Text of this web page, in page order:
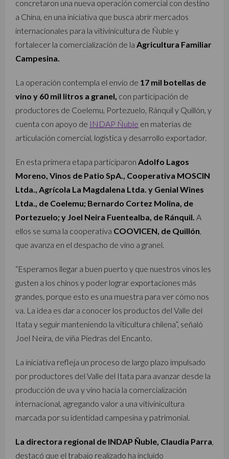
concretaron una nueva operación comercial con destino
a China, en una iniciativa que busca abrir mercados
internacionales para la vitivinicultura de Ñuble y
fortalecer la comercialización de la Agricultura Familiar
Campesina.
La operación contempla el envío de 17 mil botellas de
vino y 60 mil litros a granel, con participación de
productores de Coelemu, Portezuelo, Ránquil y Quillón, y
cuenta con apoyo de INDAP Ñuble en materias de
articulación comercial, logística y desarrollo exportador.
En esta primera etapa participaron Adolfo Lagos
Moreno, Vinos de Patio SpA., Cooperativa MOSCIN
Ltda., Agrícola La Magdalena Ltda. y Genial Wines
Ltda., de Coelemu; Bernardo Cortez Molina, de
Portezuelo; y Joel Neira Fuentealba, de Ránquil. A
ellos se suma la cooperativa COOVICEN, de Quillón
que avanza en el despacho de vino a granel.
“Esperamos llegar a buen puerto y que nuestros vinos les
gusten a los chinos y poder lograr exportaciones más
grandes, porque esto es una muestra para ver cómo nos
va. La idea es dar a conocer los productos del Valle del
Itata y seguir manteniendo la viticultura chilena”, señaló
Joel Neira, de viña Piedras del Encanto.
La iniciativa refleja un proceso de largo plazo impulsado
por productores del Valle del Itata para avanzar desde la
producción de uva y vino hacia la comercialización
internacional, agregando valor a una vitivinicultura
marcada por su identidad campesina y patrimonial.
La directora regional de INDAP Ñuble, Claudia Parra
destacó que el trabajo realizado ha incluido